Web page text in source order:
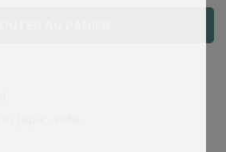
Jaipur, India.